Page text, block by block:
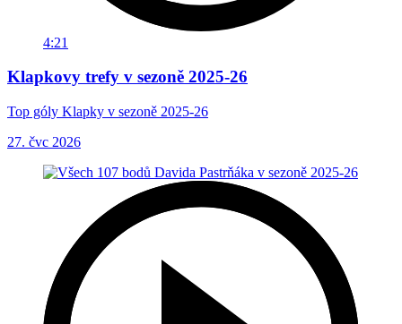
4:21
Klapkovy trefy v sezoně 2025-26
Top góly Klapky v sezoně 2025-26
27. čvc 2026